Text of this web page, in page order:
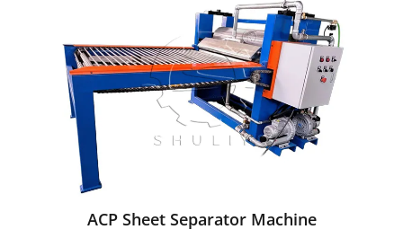
ACP Sheet Separator Machine